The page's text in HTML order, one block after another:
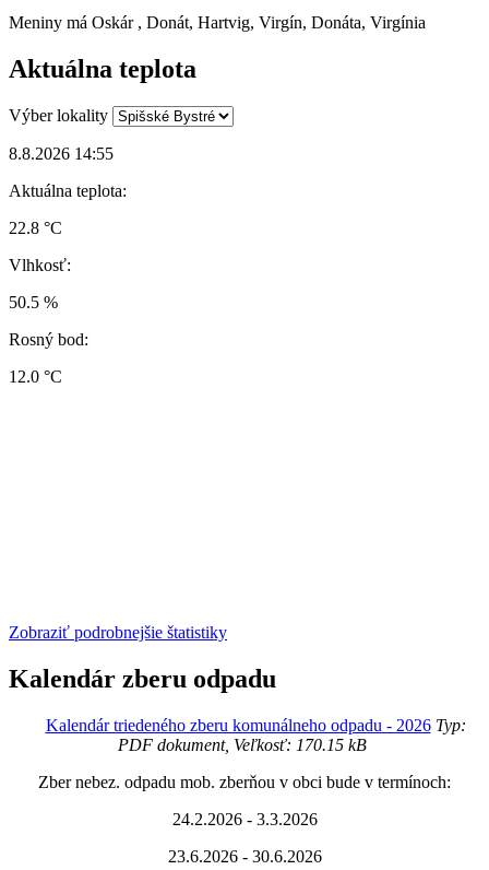
Meniny má Oskár , Donát, Hartvig, Virgín, Donáta, Virgínia
Aktuálna teplota
Výber lokality
8.8.2026 14:55
Aktuálna teplota:
22.8 °C
Vlhkosť:
50.5 %
Rosný bod:
12.0 °C
Zobraziť podrobnejšie štatistiky
Kalendár zberu odpadu
Kalendár triedeného zberu komunálneho odpadu - 2026Typ:
PDF dokument, Veľkosť: 170.15 kB
Zber nebez. odpadu mob. zberňou v obci bude v termínoch:
24.2.2026 - 3.3.2026
23.6.2026 - 30.6.2026